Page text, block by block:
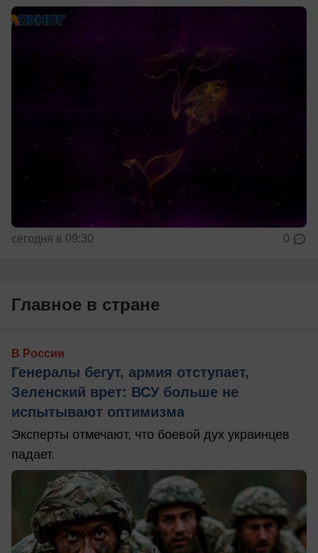
сегодня в 09:30 0
Главное в стране
В России
Генералы бегут, армия отступает,
Зеленский врет: ВСУ больше не
испытывают оптимизма
Эксперты отмечают, что боевой дух украинцев
падает.